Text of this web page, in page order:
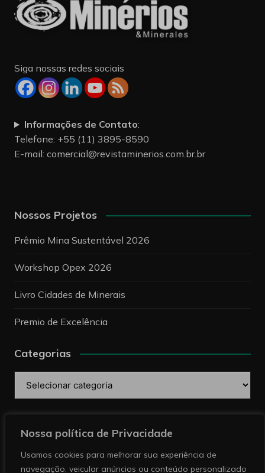
Nossa política de Privacidade
Usamos cookies para melhorar sua experiência de
navegação, veicular anúncios ou conteúdo personalizado
Siga nossas redes sociais
Informações de Contato:
Telefone: +55 (11) 3895-8590
E-mail: comercial@revistaminerios.com.br.br
Nossos Projetos
Prêmio Mina Sustentável 2026
Workshop Opex 2026
Livro Cidades de Minerais
Premio de Excelência
Categorias